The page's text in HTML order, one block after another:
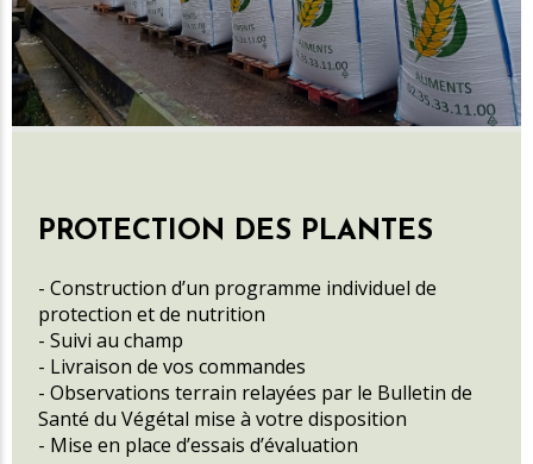
PROTECTION DES PLANTES
- Construction d’un programme individuel de
protection et de nutrition
- Suivi au champ
- Livraison de vos commandes
- Observations terrain relayées par le Bulletin de
Santé du Végétal mise à votre disposition
- Mise en place d’essais d’évaluation